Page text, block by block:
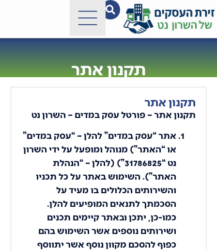
תקנון אתר
תקנון אתר
תקנון אתר – פורטל עסק במדים – השרון נט
אתר “עסק במדים” להלן – “עסק במדים”
או “האתר”) מנוהל ומופעל על ידי השרון
נט “31786825”) (להלן – “הנהלת
האתר”). השימוש באתר על כל תכניו
והשירותים הכלולים בו מעיד על
הסכמתך לתנאים המופיעים להלן.
כמו-כן, יתכן ובאתר קיימים תכנים
ושירותים נוספים אשר השימוש בהם
כפוף להסכם מקוון נוסף אשר יתווסף